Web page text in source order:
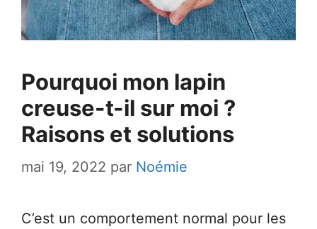
Pourquoi mon lapin
creuse-t-il sur moi ?
Raisons et solutions
mai 19, 2022 par Noémie
C’est un comportement normal pour les